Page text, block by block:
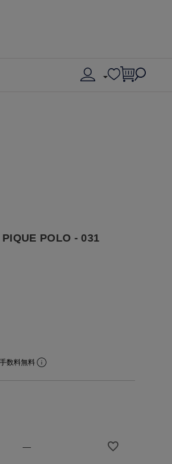
POLO - 031
数料無料
—